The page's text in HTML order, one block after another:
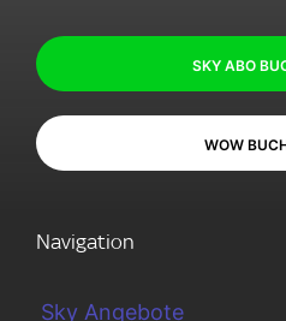
SKY ABO
WOW
Navigation
Sky Angebote